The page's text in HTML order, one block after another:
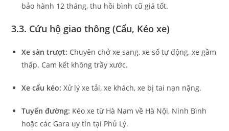
bảo hành 12 tháng, thu hồi bình cũ giá tốt.
3.3. Cứu hộ giao thông (Cẩu, Kéo xe)
Xe sàn trượt: Chuyên chở xe sang, xe số tự động, xe gầm
thấp. Cam kết không trầy xước.
Xe cẩu kéo: Xử lý xe tải, xe khách, xe bị tai nạn nặng.
Tuyến đường: Kéo xe từ Hà Nam về Hà Nội, Ninh Bình
hoặc các Gara uy tín tại Phủ Lý.